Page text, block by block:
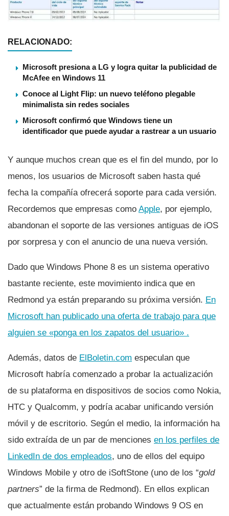
RELACIONADO:
Microsoft presiona a LG y logra quitar la publicidad de
McAfee en Windows 11
Conoce al Light Flip: un nuevo teléfono plegable
minimalista sin redes sociales
Microsoft confirmó que Windows tiene un
identificador que puede ayudar a rastrear a un usuario
Y aunque muchos crean que es el fin del mundo, por lo
menos, los usuarios de Microsoft saben hasta qué
fecha la compañí­a ofrecerá soporte para cada versión.
Recordemos que empresas como Apple, por ejemplo,
abandonan el soporte de las versiones antiguas de iOS
por sorpresa y con el anuncio de una nueva versión.
Dado que Windows Phone 8 es un sistema operativo
bastante reciente, este movimiento indica que en
Redmond ya están preparando su próxima versión. En
Microsoft han publicado una oferta de trabajo para que
alguien se «ponga en los zapatos del usuario» .
Además, datos de ElBoletin.com especulan que
Microsoft habrí­a comenzado a probar la actualización
de su plataforma en dispositivos de socios como Nokia,
HTC y Qualcomm, y podrí­a acabar unificando versión
móvil y de escritorio. Según el medio, la información ha
sido extraí­da de un par de menciones en los perfiles de
LinkedIn de dos empleados, uno de ellos del equipo
Windows Mobile y otro de iSoftStone (uno de los “gold
partners” de la firma de Redmond). En ellos explican
que actualmente están probando Windows 9 OS en